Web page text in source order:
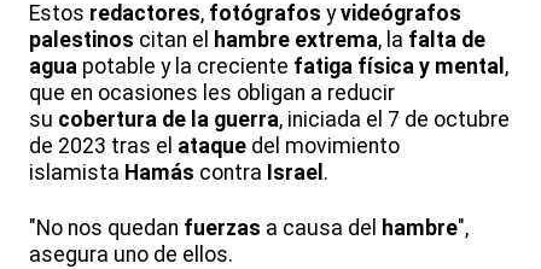
Estos redactores, fotógrafos yvideógrafos
palestinos citan el hambre extrema, la falta de
agua potable y la creciente fatiga física y mental ,
que en ocasiones les obligan a reducir
su cobertura de la guerra, iniciada el 7 de octubre
de 2023 tras el ataque del movimiento
islamista Hamás contra Israel .
"No nos quedan fuerzas a causa del hambre",
asegura uno de ellos.